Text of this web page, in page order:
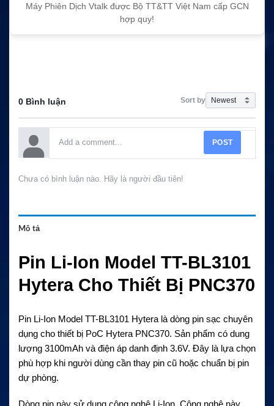
Máy Phiên Dịch Vtalk được Bộ TT&TT Việt Nam cấp GCN
hợp quy!
0 Bình luận Sort by
POST
Chưa có bình luận nào. Hãy là người đầu tiên!
Mô tả
Pin Li-Ion Model TT-BL3101
Hytera Cho Thiết Bị PNC370
Pin Li-Ion Model TT-BL3101 Hytera là dòng pin sạc chuyên
dụng cho thiết bị PoC Hytera PNC370. Sản phẩm có dung
lượng 3100mAh và điện áp danh định 3.6V. Đây là lựa chọn
phù hợp khi người dùng cần thay pin cũ hoặc chuẩn bị pin
dự phòng.